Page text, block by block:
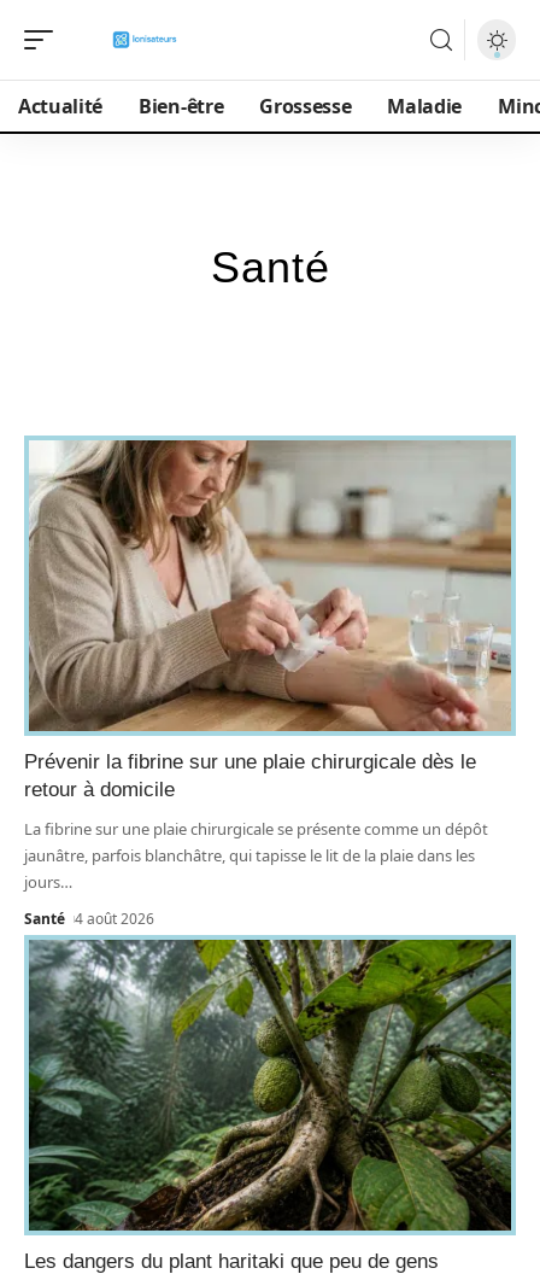
Actualité Bien-être Grossesse Maladie
Santé
Prévenir la fibrine sur une plaie chirurgicale dès le
retour à domicile
La fibrine sur une plaie chirurgicale se présente comme un dépôt
jaunâtre, parfois blanchâtre, qui tapisse le lit de la plaie dans les
jours…
Santé 4 août 2026
Les dangers du plant haritaki que peu de gens